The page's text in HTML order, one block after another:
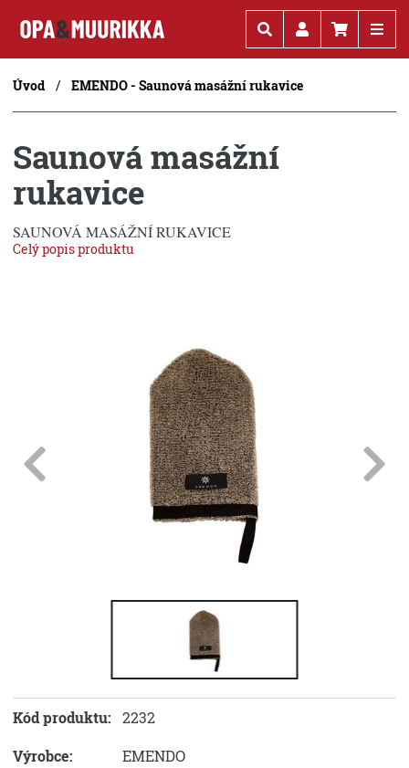
Úvod EMENDO - Saunová masážní rukavice
Saunová masážní
rukavice
SAUNOVÁ MASÁŽNÍ RUKAVICE
Celý popis produktu
Kód produktu: 2232
Výrobce:
EMENDO